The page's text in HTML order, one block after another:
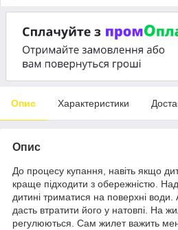
Опис Характеристики
Опис
До процесу купання, навіть якщо
краще підходити з обережністю.
дитині триматися на поверхні
дасть втратити його у натовпі. На
регулюються. Сам жилет важить